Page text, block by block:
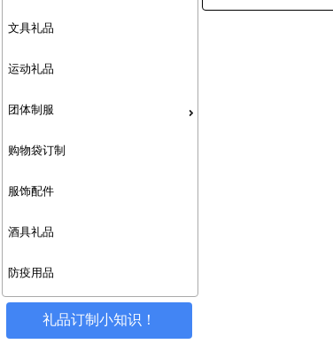
文具礼品
运动礼品
团体制服
购物袋订制
服饰配件
酒具礼品
防疫用品
礼品订制小知识！